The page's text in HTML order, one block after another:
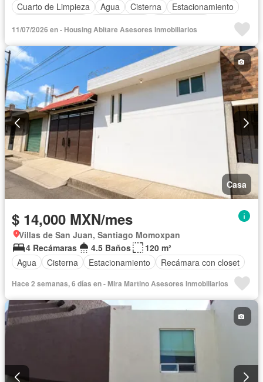
Cuarto de Limpieza
Agua Cisterna
Estacionamiento
11/07/2026 en - Housing Abitare Asesores Inmobiliarios
Casa
$ 14,000 MXN/mes
Villas de San Juan, Santiago Momoxpan
4 Recámaras
4.5 Baños
120 m²
Agua
Cisterna Estacionamiento Recámara con closet
Hace 2 semanas, 6 días en - Mira Martino Asesores Inmobiliarios